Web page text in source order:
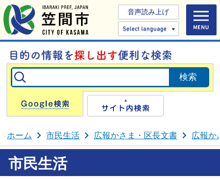
音声読み上げ
Select
Google検索
ホーム 市民生活 広報かさま・区長文書 広報か
市民生活